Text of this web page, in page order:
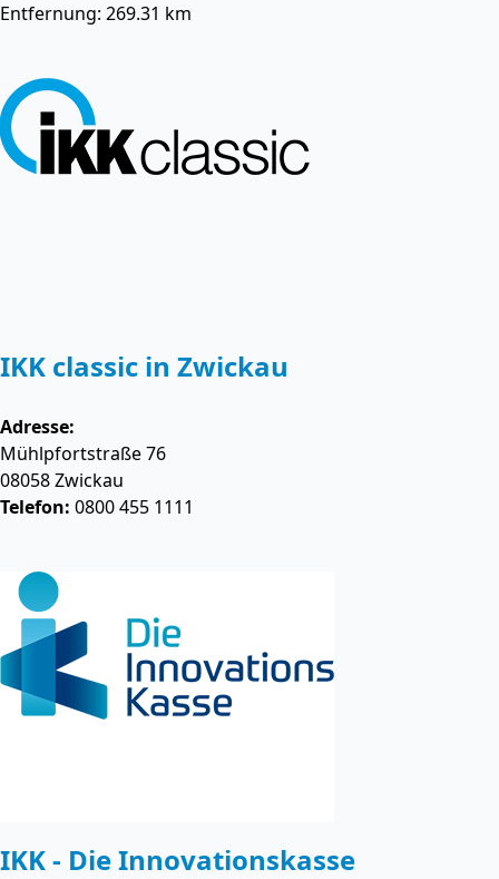
Entfernung: 269.31 km
IKK classic in Zwickau
Adresse:
Mühlpfortstraße 76
08058Zwickau
Telefon: 0800 455 1111
IKK - Die Innovationskasse